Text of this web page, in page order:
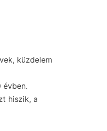
küzdelem
évben.
hiszik, a